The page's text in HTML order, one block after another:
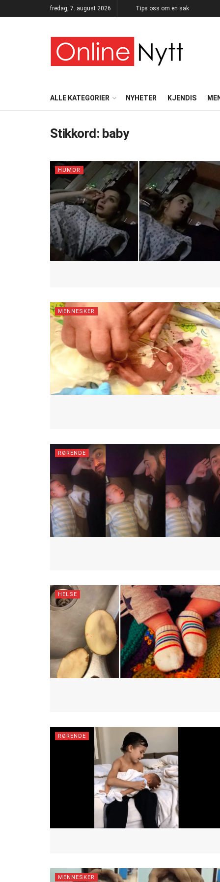
fredag, 7. august 2026 Tips oss om en sak
ALLE KATEGORIER NYHETER KJENDIS
Stikkord: baby
HUMOR
MENNESKER
RØRENDE
HELSE
RØRENDE
MENNESKER